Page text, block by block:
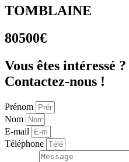
TOMBLAINE
80500€
Vous êtes intéressé ?
Contactez-nous !
Prénom
Nom
E-mail
Téléphone